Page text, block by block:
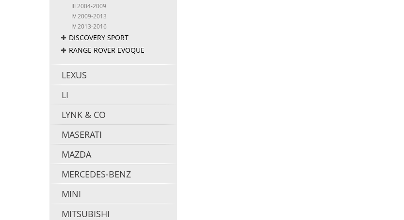
III 2004-2009
IV 2009-2013
IV 2013-2016
DISCOVERY SPORT
RANGE ROVER EVOQUE
LEXUS
LI
LYNK & CO
MASERATI
MAZDA
MERCEDES-BENZ
MINI
MITSUBISHI